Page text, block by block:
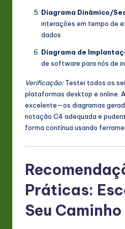
Diagrama Dinâmico/
interações em tempo de
dados
Diagrama de
de software para nós de
Verificação:Testei todos os
plataformas desktop e online.
excelente—os diagramas
notação C4 adequada e
forma contínua usando
Práticas:
Seu Caminho